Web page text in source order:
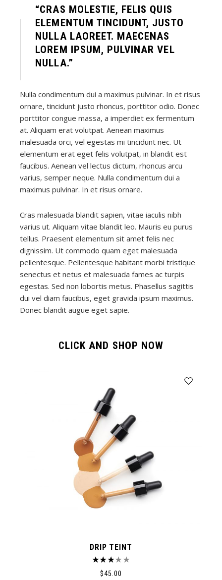
“CRAS MOLESTIE, FELIS QUIS
ELEMENTUM TINCIDUNT, JUSTO
NULLA LAOREET. MAECENAS
LOREM IPSUM, PULVINAR VEL
NULLA.”
Nulla condimentum dui a maximus pulvinar. In et risus
ornare, tincidunt justo rhoncus, porttitor odio. Donec
porttitor congue massa, a imperdiet ex fermentum
at. Aliquam erat volutpat. Aenean maximus
malesuada orci, vel egestas mi tincidunt nec. Ut
elementum erat eget felis volutpat, in blandit est
faucibus. Aenean vel lectus dictum, rhoncus arcu
varius, semper neque. Nulla condimentum dui a
maximus pulvinar. In et risus ornare.
Cras malesuada blandit sapien, vitae iaculis nibh
varius ut. Aliquam vitae blandit leo. Mauris eu purus
tellus. Praesent elementum sit amet felis nec
dignissim. Ut commodo quam eget malesuada
pellentesque. Pellentesque habitant morbi tristique
senectus et netus et malesuada fames ac turpis
egestas. Sed non lobortis metus. Phasellus sagittis
dui vel diam faucibus, eget gravida ipsum maximus.
Donec blandit augue eget sapie.
CLICK AND SHOP NOW
DRIP TEINT
$45.00